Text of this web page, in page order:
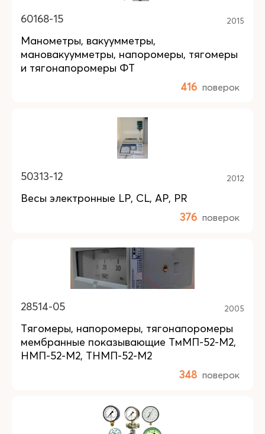
60168-15 2015
Манометры, вакуумметры,
мановакуумметры, напоромеры, тягомеры
и тягонапоромеры ФТ
416 поверок
50313-12 2012
Весы электронные LP, CL, AP, PR
376 поверок
28514-05 2005
Тягомеры, напоромеры, тягонапоромеры
мембранные показывающие ТмМП-52-М2,
НМП-52-М2, ТНМП-52-М2
348 поверок